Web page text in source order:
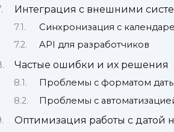
Интеграция с внешними
Синхронизация с
API для разработчиков
Частые ошибки и их решения
Проблемы с форматом
Проблемы с
Оптимизация работы с датой